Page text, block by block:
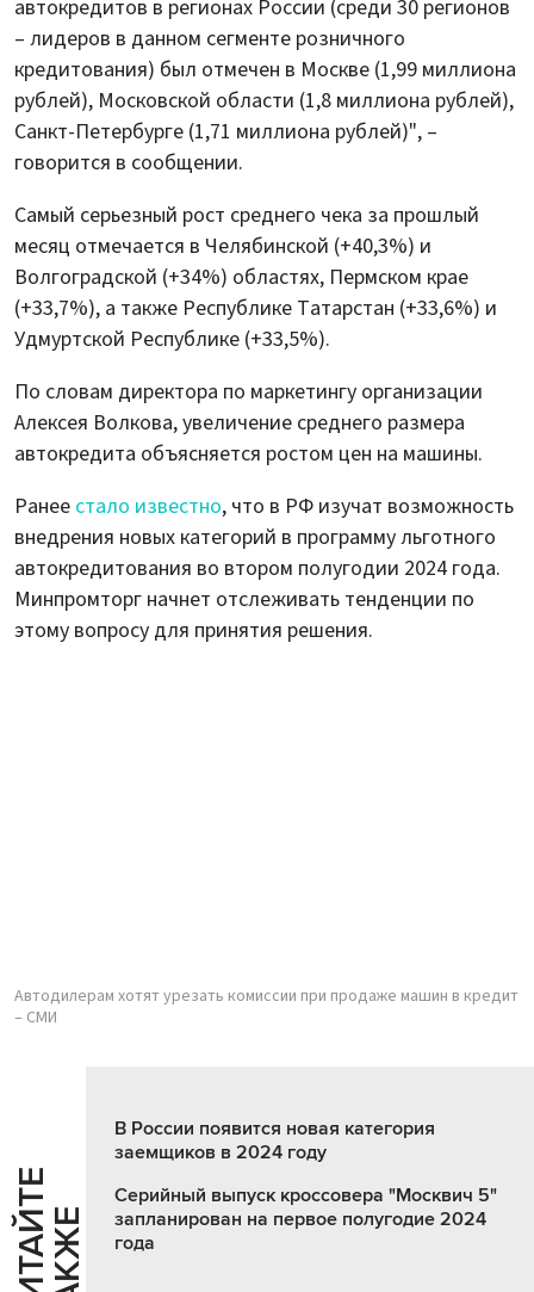
автокредитов в регионах России (среди 30 регионов
– лидеров в данном сегменте розничного
кредитования) был отмечен в Москве (1,99 миллиона
рублей), Московской области (1,8 миллиона рублей),
Санкт-Петербурге (1,71 миллиона рублей)", –
говорится в сообщении.
Самый серьезный рост среднего чека за прошлый
месяц отмечается в Челябинской (+40,3%) и
Волгоградской (+34%) областях, Пермском крае
(+33,7%), а также Республике Татарстан (+33,6%) и
Удмуртской Республике (+33,5%).
По словам директора по маркетингу организации
Алексея Волкова, увеличение среднего размера
автокредита объясняется ростом цен на машины.
Ранее стало известно, что в РФ изучат возможность
внедрения новых категорий в программу льготного
автокредитования во втором полугодии 2024 года.
Минпромторг начнет отслеживать тенденции по
этому вопросу для принятия решения.
Автодилерам хотят урезать комиссии при продаже машин в кредит
– СМИ
Ч
И
Т
АЙ
Т
Е
Т
А
К
ЖЕ
В России появится новая категория
заемщиков в 2024 году
Серийный выпуск кроссовера "Москвич 5"
запланирован на первое полугодие 2024
года